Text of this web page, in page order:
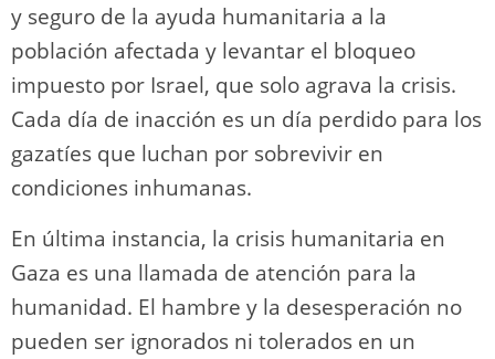
y seguro de la ayuda humanitaria a la
población afectada y levantar el bloqueo
impuesto por Israel, que solo agrava la crisis.
Cada día de inacción es un día perdido para los
gazatíes que luchan por sobrevivir en
condiciones inhumanas.
En última instancia, la crisis humanitaria en
Gaza es una llamada de atención para la
humanidad. El hambre y la desesperación no
pueden ser ignorados ni tolerados en un